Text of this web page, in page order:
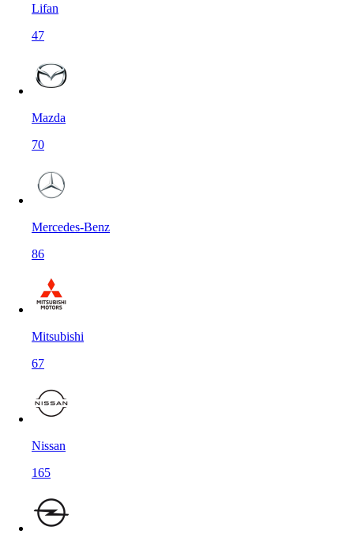
Lifan
47
Mazda
70
Mercedes-Benz
86
Mitsubishi
67
Nissan
165